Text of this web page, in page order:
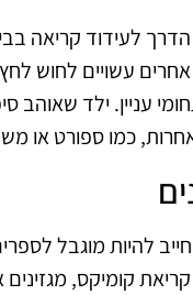
לעידוד קריאה
עשויים לחוש
עניין. ילד
אחרות, כמו ספורט או
להיות מוגבל
קומיקס, מגזינים